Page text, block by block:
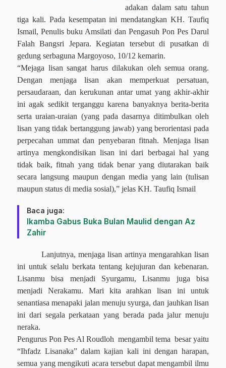
adakan dalam satu tahun
tiga kali. Pada kesempatan ini mendatangkan KH. Taufiq
Ismail, Penulis buku Amsilati dan Pengasuh Pon Pes Darul
Falah Bangsri Jepara. Kegiatan tersebut di pusatkan di
gedung serbaguna Margoyoso, 10/12 kemarin.
“Mejaga lisan sangat harus dilakukan oleh semua orang.
Dengan menjaga lisan akan memperkuat persatuan,
persaudaraan, dan kerukunan antar umat yang akhir-akhir
ini agak sedikit terganggu karena banyaknya berita-berita
serta uraian-uraian (yang pada dasarnya ditimbulkan oleh
lisan yang tidak bertanggung jawab) yang berorientasi pada
perpecahan ummat dan penyebaran fitnah. Menjaga lisan
artinya mengkondisikan lisan ini dari berbagai hal yang
tidak baik, fitnah yang tidak benar yang diutarakan baik
secara langsung maupun dengan media yang lain (tulisan
maupun status di media sosial),” jelas KH. Taufiq Ismail
Baca juga:
Ikamba Gabus Buka Bulan Maulid dengan Az
Zahir
Lanjutnya, menjaga lisan artinya mengarahkan lisan
ini untuk selalu berkata tentang kejujuran dan kebenaran.
Lisanmu bisa menjadi Syurgamu, Lisanmu juga bisa
menjadi Nerakamu. Mari kita arahkan lisan ini untuk
senantiasa menapaki jalan menuju syurga, dan jauhkan lisan
ini dari segala perkataan yang berada pada jalur menuju
neraka.
Pengurus Pon Pes Al Roudloh mengambil tema besar yaitu
“Ihfadz Lisanaka” dalam kajian kali ini dengan harapan,
semua yang mengikuti acara tersebut dapat mengambil ilmu